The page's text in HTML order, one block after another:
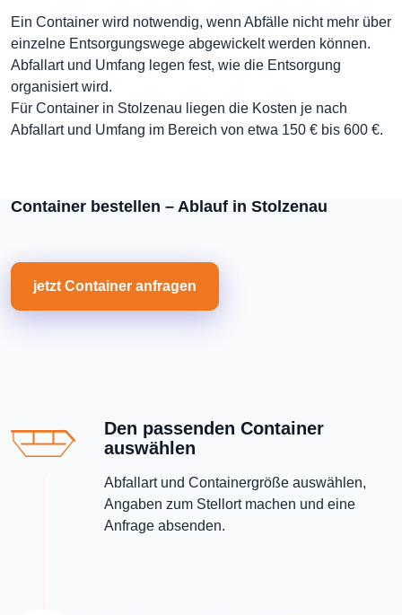
Ein Container wird notwendig, wenn Abfälle nicht mehr über
einzelne Entsorgungswege abgewickelt werden können.
Abfallart und Umfang legen fest, wie die Entsorgung
organisiert wird.
Für Container in Stolzenau liegen die Kosten je nach
Abfallart und Umfang im Bereich von etwa 150 € bis 600 €.
Container bestellen – Ablauf in Stolzenau
jetzt Container anfragen
Den passenden Container
auswählen
Abfallart und Containergröße auswählen,
Angaben zum Stellort machen und eine
Anfrage absenden.